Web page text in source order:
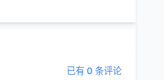
已有 0 条评论